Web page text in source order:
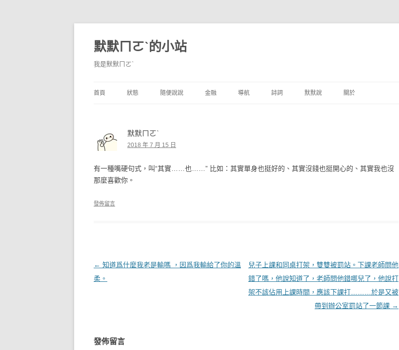
默默ㄇㄛˋ的小站
我是默默ㄇㄛˋ
首頁 狀態
獨白
隨便說說 金融
境外銀行
導航 詩詞 默默說 關於
默默ㄇㄛˋ
2018 年 7 月 15 日
有一種嘴硬句式，叫“其實……也……” 比如：其實單身也挺好的、其實沒錢也挺開心的、其實我也沒
那麼喜歡你。
發佈留言
文章導覽
← 知道爲什麼我老是輸嗎 ，因爲我輸給了你的溫
柔。
兒子上課和同桌打架，雙雙被罰站。下課老師問他
錯了嗎，他說知道了，老師問他錯哪兒了，他說打
架不該佔用上課時間，應該下課打………於是又被
帶到辦公室罰站了一節課 →
發佈留言